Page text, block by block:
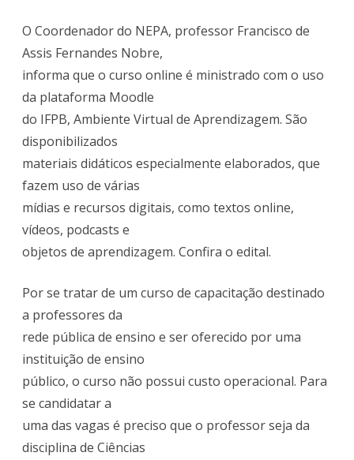
O Coordenador do NEPA, professor Francisco de
Assis Fernandes Nobre,
informa que o curso online é ministrado com o uso
da plataforma Moodle
do IFPB, Ambiente Virtual de Aprendizagem. São
disponibilizados
materiais didáticos especialmente elaborados, que
fazem uso de várias
mídias e recursos digitais, como textos online,
vídeos, podcasts e
objetos de aprendizagem. Confira o edital.
Por se tratar de um curso de capacitação destinado
a professores da
rede pública de ensino e ser oferecido por uma
instituição de ensino
público, o curso não possui custo operacional. Para
se candidatar a
uma das vagas é preciso que o professor seja da
disciplina de Ciências